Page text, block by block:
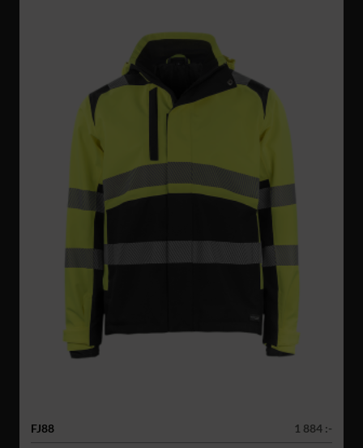
FJ88
1 884 :-